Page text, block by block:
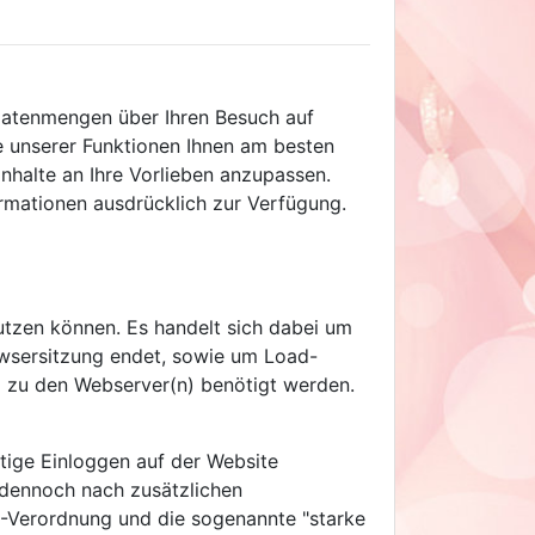
über Ihren Besuch auf
Funktionen Ihnen am besten
an Ihre Vorlieben anzupassen.
ausdrücklich zur Verfügung.
können. Es handelt sich dabei um
endet, sowie um Load-
den Webserver(n) benötigt werden.
Einloggen auf der Website
nach zusätzlichen
und die sogenannte "starke